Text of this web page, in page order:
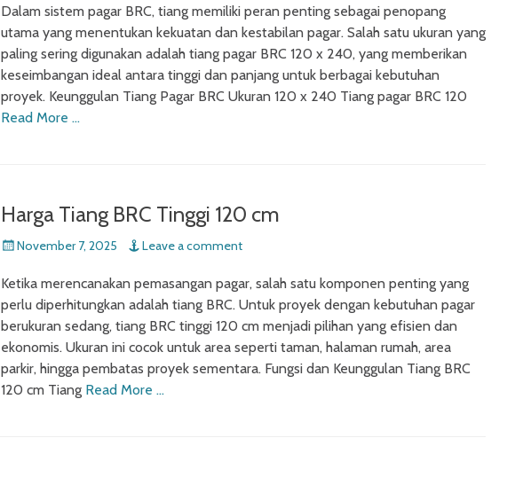
Dalam sistem pagar BRC, tiang memiliki peran penting sebagai penopang
utama yang menentukan kekuatan dan kestabilan pagar. Salah satu ukuran yang
paling sering digunakan adalah tiang pagar BRC 120 x 240, yang memberikan
keseimbangan ideal antara tinggi dan panjang untuk berbagai kebutuhan
proyek. Keunggulan Tiang Pagar BRC Ukuran 120 x 240 Tiang pagar BRC 120
Read More …
Harga Tiang BRC Tinggi 120 cm
Posted
November 7, 2025 Leave a comment
Ketika merencanakan pemasangan pagar, salah satu komponen penting yang
perlu diperhitungkan adalah tiang BRC. Untuk proyek dengan kebutuhan pagar
berukuran sedang, tiang BRC tinggi 120 cm menjadi pilihan yang efisien dan
ekonomis. Ukuran ini cocok untuk area seperti taman, halaman rumah, area
parkir, hingga pembatas proyek sementara. Fungsi dan Keunggulan Tiang BRC
120 cm Tiang Read More …